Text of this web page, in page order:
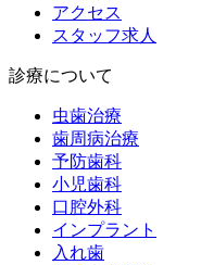
アクセス
スタッフ求人
診療について
虫歯治療
歯周病治療
予防歯科
小児歯科
口腔外科
インプラント
入れ歯